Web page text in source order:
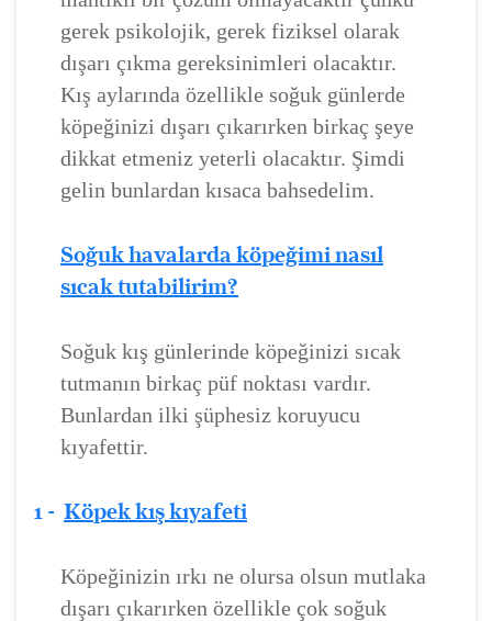
gerek psikolojik, gerek fiziksel olarak
dışarı çıkma gereksinimleri olacaktır.
Kış aylarında özellikle soğuk günlerde
köpeğinizi dışarı çıkarırken birkaç şeye
dikkat etmeniz yeterli olacaktır. Şimdi
gelin bunlardan kısaca bahsedelim.
Soğuk havalarda köpeğimi nasıl
sıcak tutabilirim?
Soğuk kış günlerinde köpeğinizi sıcak
tutmanın birkaç püf noktası vardır.
Bunlardan ilki şüphesiz koruyucu
kıyafettir.
1 - Köpek kış kıyafeti
Köpeğinizin ırkı ne olursa olsun mutlaka
dışarı çıkarırken özellikle çok soğuk